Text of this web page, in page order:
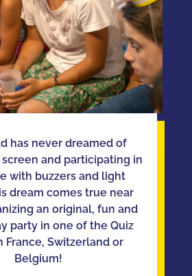
has never dreamed of
and participating in
with buzzers and light
dream comes true near
an original, fun and
party in one of the Quiz
France, Switzerland or
Belgium!